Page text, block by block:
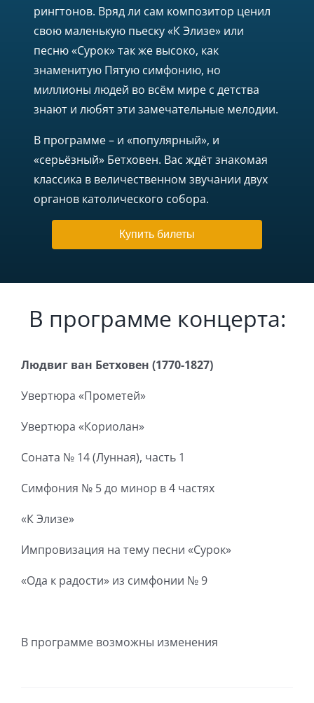
рингтонов. Вряд ли сам композитор ценил
свою маленькую пьеску «К Элизе» или
песню «Сурок» так же высоко, как
знаменитую Пятую симфонию, но
миллионы людей во всём мире с детства
знают и любят эти замечательные мелодии.
В программе – и «популярный», и
«серьёзный» Бетховен. Вас ждёт знакомая
классика в величественном звучании двух
органов католического собора.
Купить билеты
В программе концерта:
Людвиг ван Бетховен (1770-1827)
Увертюра «Прометей»
Увертюра «Кориолан»
Соната № 14 (Лунная), часть 1
Симфония № 5 до минор в 4 частях
«К Элизе»
Импровизация на тему песни «Сурок»
«Ода к радости» из симфонии № 9
В программе возможны изменения